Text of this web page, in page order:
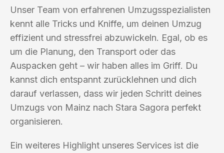
Unser Team von erfahrenen Umzugsspezialisten
kennt alle Tricks und Kniffe, um deinen Umzug
effizient und stressfrei abzuwickeln. Egal, ob es
um die Planung, den Transport oder das
Auspacken geht – wir haben alles im Griff. Du
kannst dich entspannt zurücklehnen und dich
darauf verlassen, dass wir jeden Schritt deines
Umzugs von Mainz nach Stara Sagora perfekt
organisieren.
Ein weiteres Highlight unseres Services ist die